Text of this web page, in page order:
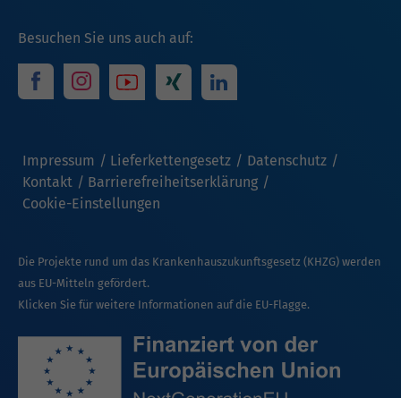
Besuchen Sie uns auch auf:
Impressum Lieferkettengesetz
Datenschutz
Kontakt
Barrierefreiheitserklärung
Cookie-Einstellungen
Die Projekte rund um das Krankenhauszukunftsgesetz (KHZG) werden
aus EU-Mitteln gefördert.
Klicken Sie für weitere Informationen auf die EU-Flagge.